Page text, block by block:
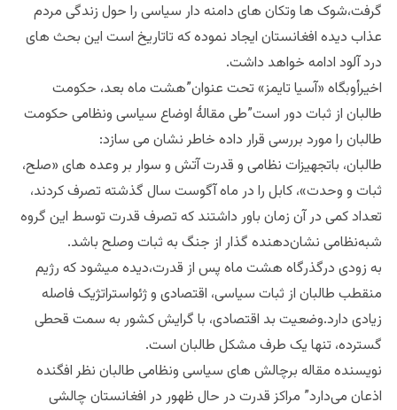
گرفت،شوک ها وتکان های دامنه دار سیاسی را حول زندگی مردم
عذاب دیده افغانستان ایجاد نموده که تاتاریخ است این بحث های
درد آلود ادامه خواهد داشت.
اخیرأوبگاه «آسیا تایمز» تحت عنوان”هشت ماه بعد، حکومت
طالبان از ثبات دور است”طی مقالهٔ اوضاع سیاسی ونظامی حکومت
طالبان را مورد بررسی قرار داده خاطر نشان می سازد:
طالبان، باتجهیزات نظامی و قدرت آتش و سوار بر وعده های «صلح،
ثبات و وحدت»، کابل را در ماه آگوست سال گذشته تصرف کردند،
تعداد کمی در آن زمان باور داشتند که تصرف قدرت توسط این گروه
شبه‌نظامی نشان‌دهنده گذار از جنگ به ثبات وصلح باشد.
به زودی درگذرگاه هشت ماه پس از قدرت،دیده میشود که رژیم
منقطب طالبان از ثبات سیاسی، اقتصادی و ژئواستراتژیک فاصله
زیادی دارد.وضعیت بد اقتصادی، با گرایش کشور به سمت قحطی
گسترده، تنها یک طرف مشکل طالبان است.
نویسنده مقاله برچالش های سیاسی ونظامی طالبان نظر افگنده
اذعان می‌دارد” مراکز قدرت در حال ظهور در افغانستان چالشی